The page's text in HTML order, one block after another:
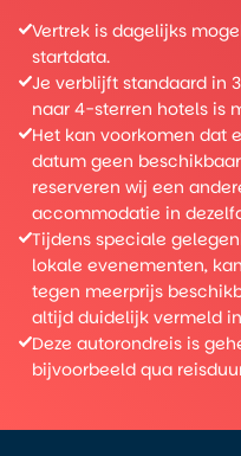
Vertrek is dagelijks
startdata.
Je verblijft standaard in
naar 4-sterren hotels is
Het kan voorkomen dat
datum geen
reserveren wij een
accommodatie in
Tijdens speciale
lokale evenementen,
tegen meerprijs
altijd duidelijk vermeld
Deze autorondreis is
bijvoorbeeld qua